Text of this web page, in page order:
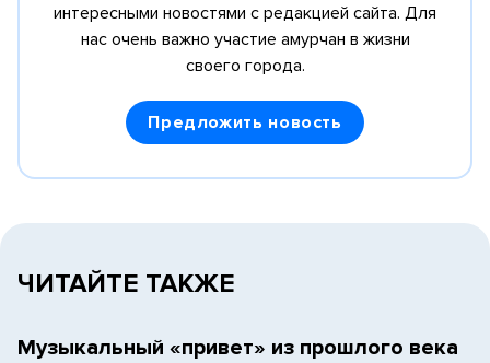
интересными новостями с редакцией сайта. Для
нас очень важно участие амурчан в жизни
своего города.
Предложить новость
ЧИТАЙТЕ ТАКЖЕ
Музыкальный «привет» из прошлого века